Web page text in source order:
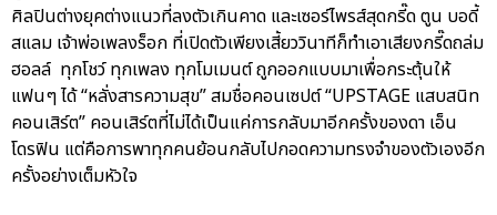
ศิลปินต่างยุคต่างแนวที่ลงตัวเกินคาด และเซอร์ไพรส์สุดกรี๊ด ตูน บอดี้
สแลม เจ้าพ่อเพลงร็อก ที่เปิดตัวเพียงเสี้ยววินาทีก็ทำเอาเสียงกรี๊ดถล่ม
ฮอลล์ ทุกโชว์ ทุกเพลง ทุกโมเมนต์ ถูกออกแบบมาเพื่อกระตุ้นให้
แฟนๆ ได้ “หลั่งสารความสุข” สมชื่อคอนเซปต์ “UPSTAGE แสบสนิท
คอนเสิร์ต” คอนเสิร์ตที่ไม่ได้เป็นแค่การกลับมาอีกครั้งของดา เอ็น
โดรฟิน แต่คือการพาทุกคนย้อนกลับไปกอดความทรงจำของตัวเองอีก
ครั้งอย่างเต็มหัวใจ